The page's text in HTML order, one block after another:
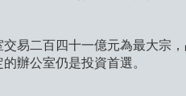
易二百四十一億元為最大宗
辦公室仍是投資首選。